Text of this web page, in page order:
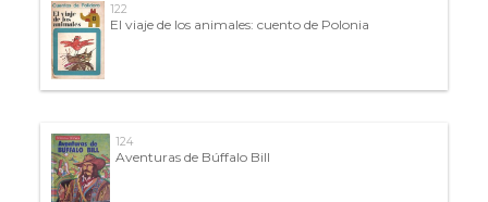
122
El viaje de los animales: cuento de Polonia
124
Aventuras de Búffalo Bill